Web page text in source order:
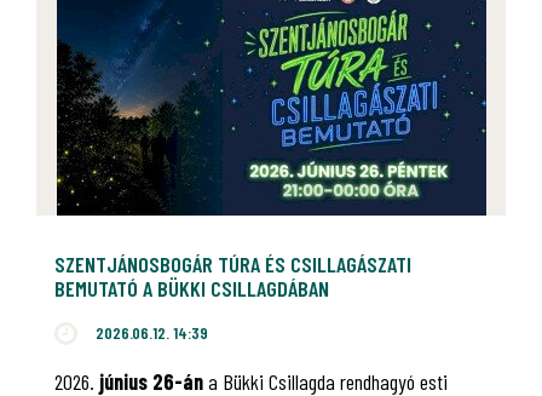
SZENTJÁNOSBOGÁR TÚRA ÉS CSILLAGÁSZATI
BEMUTATÓ A BÜKKI CSILLAGDÁBAN
2026.06.12. 14:39
2026. június 26-ána Bükki Csillagda rendhagyó esti